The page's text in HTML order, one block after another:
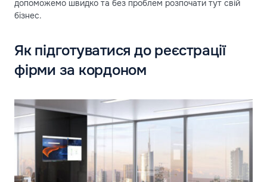
допоможемо швидко та без проблем розпочати тут свій
бізнес.
Як підготуватися до реєстрації
фірми за кордоном